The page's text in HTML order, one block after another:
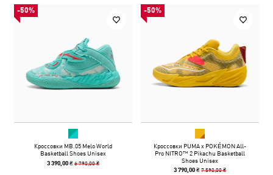
-50%
Кроссовки MB.05 Melo World
Basketball Shoes Unisex
3 390,00 ₴6 790,00 ₴
-50%
Кроссовки PUMA x POKÉMON All-
Pro NITRO™ 2 Pikachu Basketball
Shoes Unisex
3 790,00 ₴7 590,00 ₴